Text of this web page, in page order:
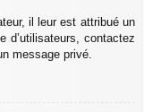
il leur est attribué un
d’utilisateurs, contactez
message privé.